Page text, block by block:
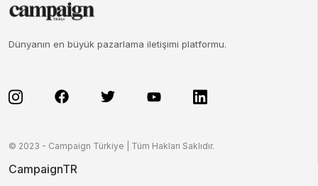
Dünyanın en büyük pazarlama iletişimi platformu.
© 2023 - Campaign Türkiye | Tüm Hakları Saklıdır.
CampaignTR